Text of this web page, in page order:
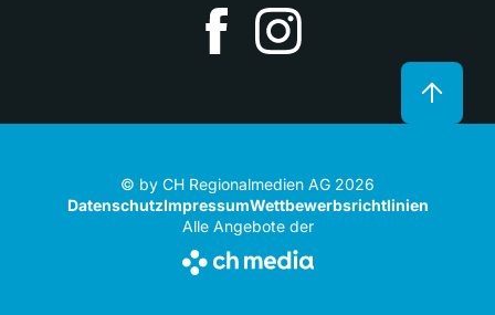
© by CH Regionalmedien AG 2026
DatenschutzImpressumWettbewerbsrichtlinien
Alle Angebote der